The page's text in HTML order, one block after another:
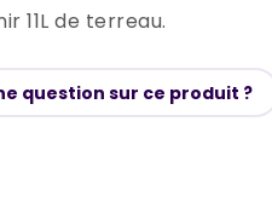
11L de terreau.
question sur ce produit ?